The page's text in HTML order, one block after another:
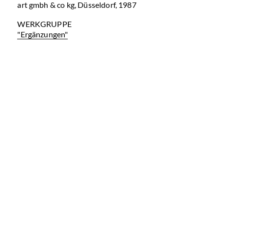
art gmbh & co kg, Düsseldorf, 1987
WERKGRUPPE
"Ergänzungen"